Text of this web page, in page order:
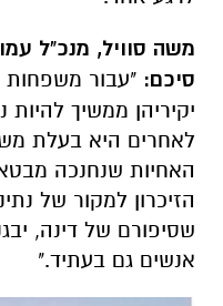
משה סוויל, מנכ"ל
סיכם: "עבור משפחות
יקיריהן ממשיך
לאחרים היא בעלת
האחיות שנחנכה
הזיכרון למקור של
שסיפורם של דינה,
אנשים גם בעתיד."